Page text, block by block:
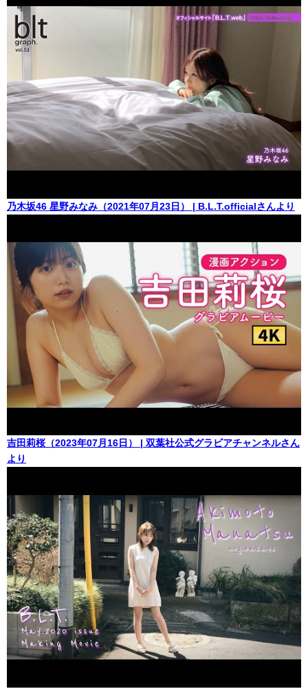
乃木坂46 星野みなみ（2021年07月23日） | B.L.T.officialさんより
吉田莉桜（2023年07月16日） | 双葉社公式グラビアチャンネルさん
より